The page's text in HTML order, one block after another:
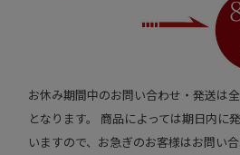
お休み期間中のお問い合わせ・発送は
となります。 商品によっては期日内に
いますので、お急ぎのお客様はお問い合